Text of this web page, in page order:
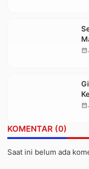
calendar_month
calendar_month
KOMENTAR (0)
Saat ini belum ada